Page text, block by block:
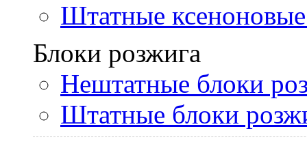
Штатные
Блоки розжига
Нештатные блоки
Штатные блоки